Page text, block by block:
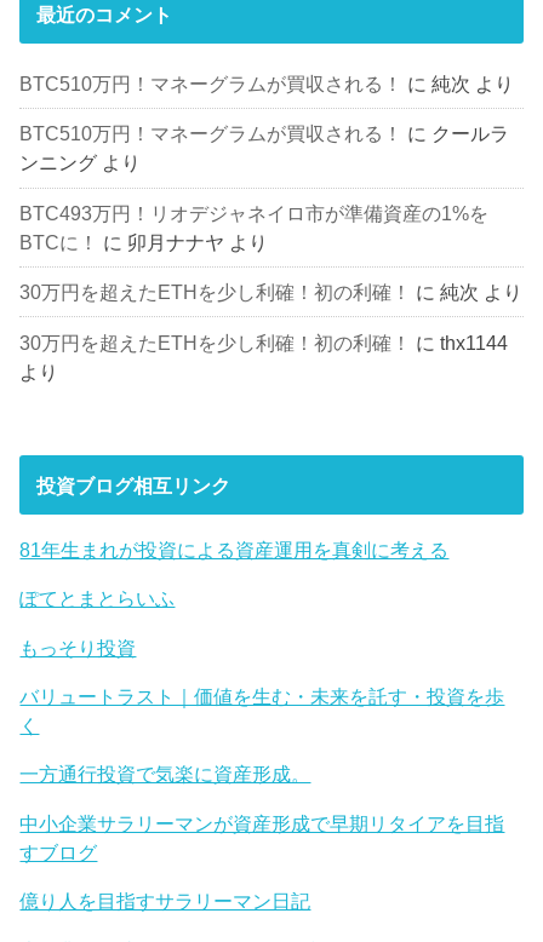
最近のコメント
BTC510万円！マネーグラムが買収される！ に純次 より
BTC510万円！マネーグラムが買収される！ に クールラ
ンニング より
BTC493万円！リオデジャネイロ市が準備資産の1%を
BTCに！
に 卯月ナナヤ より
30万円を超えたETHを少し利確！初の利確！ に純次 より
30万円を超えたETHを少し利確！初の利確！ にthx1144
より
投資ブログ相互リンク
81年生まれが投資による資産運用を真剣に考える
ぽてとまとらいふ
もっそり投資
バリュートラスト｜価値を生む・未来を託す・投資を歩
く
一方通行投資で気楽に資産形成。
中小企業サラリーマンが資産形成で早期リタイアを目指
すブログ
億り人を目指すサラリーマン日記